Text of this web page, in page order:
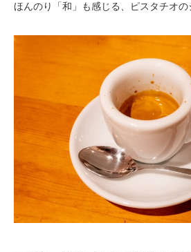
ほんのり「和」も感じる、ピスタチオの